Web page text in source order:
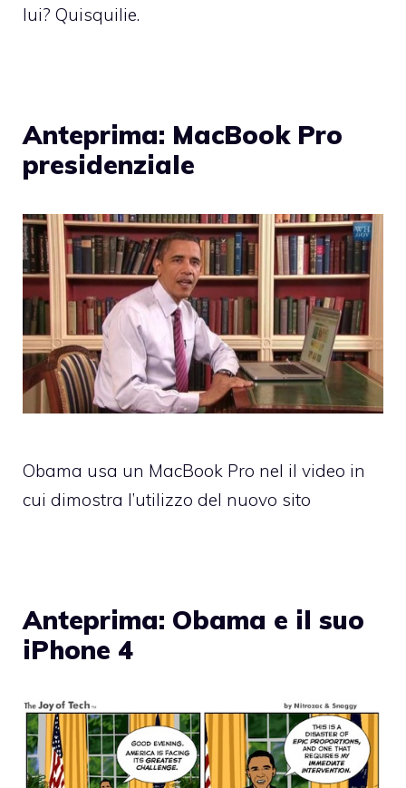
lui? Quisquilie.
Anteprima: MacBook Pro
presidenziale
Obama usa un MacBook Pro nel il video in
cui dimostra l’utilizzo del nuovo sito
Anteprima: Obama e il suo
iPhone 4